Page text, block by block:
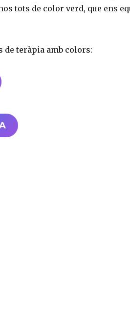
tots de color verd, que ens
teràpia amb colors: